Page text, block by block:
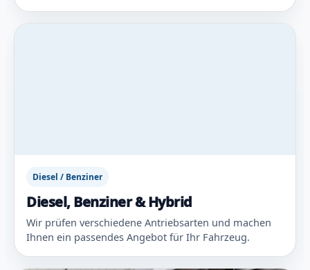
Diesel / Benziner
Diesel, Benziner & Hybrid
Wir prüfen verschiedene Antriebsarten und machen
Ihnen ein passendes Angebot für Ihr Fahrzeug.